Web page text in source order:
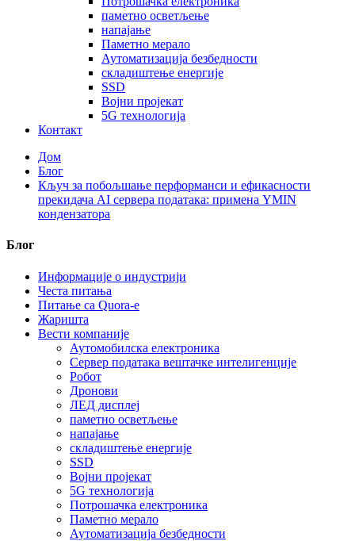
паметно осветљење
напајање
Паметно мерало
Аутоматизација безбедности
складиштење енергије
SSD
Војни пројекат
5G технологија
Контакт
Дом
Блог
Кључ за побољшање перформанси и ефикасности
прекидача AI сервера података: примена YMIN
кондензатора
Блог
Информације о индустрији
Честа питања
Питање са Quora-е
Жаришта
Вести компаније
Аутомобилска електроника
Сервер података вештачке интелигенције
Робот
Дронови
ЛЕД дисплеј
паметно осветљење
напајање
складиштење енергије
SSD
Војни пројекат
5G технологија
Потрошачка електроника
Паметно мерало
Аутоматизација безбедности